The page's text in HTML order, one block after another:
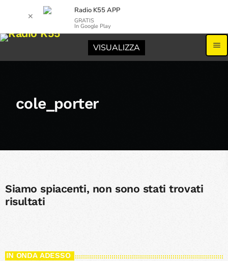
menu
cole_porter
Siamo spiacenti, non sono stati trovati
risultati
IN ONDA ADESSO
✕
Radio K55 APP
GRATIS
In Google Play
VISUALIZZA